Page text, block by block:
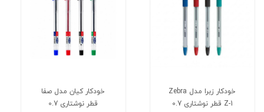
خودکار زبرا مدل Zebra
Z-1 قطر نوشتاری 0.7
خودکار کیان مدل صفا
قطر نوشتاری 0.7